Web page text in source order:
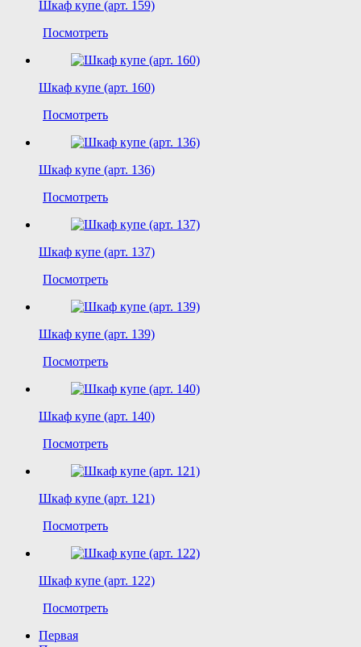
Шкаф купе (арт. 159)
Посмотреть
Шкаф купе (арт. 160)
Посмотреть
Шкаф купе (арт. 136)
Посмотреть
Шкаф купе (арт. 137)
Посмотреть
Шкаф купе (арт. 139)
Посмотреть
Шкаф купе (арт. 140)
Посмотреть
Шкаф купе (арт. 121)
Посмотреть
Шкаф купе (арт. 122)
Посмотреть
Первая